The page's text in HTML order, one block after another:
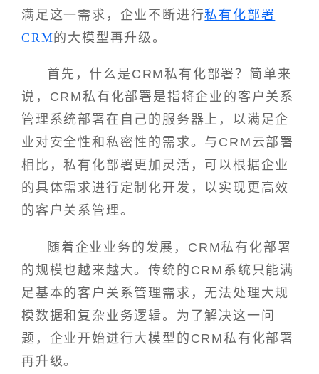
满足这一需求，企业不断进行私有化部署
CRM的大模型再升级。
首先，什么是CRM私有化部署？简单来
说，CRM私有化部署是指将企业的客户关系
管理系统部署在自己的服务器上，以满足企
业对安全性和私密性的需求。与CRM云部署
相比，私有化部署更加灵活，可以根据企业
的具体需求进行定制化开发，以实现更高效
的客户关系管理。
随着企业业务的发展，CRM私有化部署
的规模也越来越大。传统的CRM系统只能满
足基本的客户关系管理需求，无法处理大规
模数据和复杂业务逻辑。为了解决这一问
题，企业开始进行大模型的CRM私有化部署
再升级。